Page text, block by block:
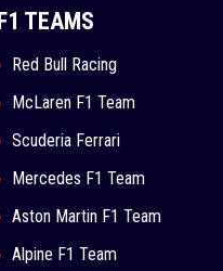
F1 TEAMS
Red Bull Racing
McLaren F1 Team
Scuderia Ferrari
Mercedes F1 Team
Aston Martin F1 Team
Alpine F1 Team